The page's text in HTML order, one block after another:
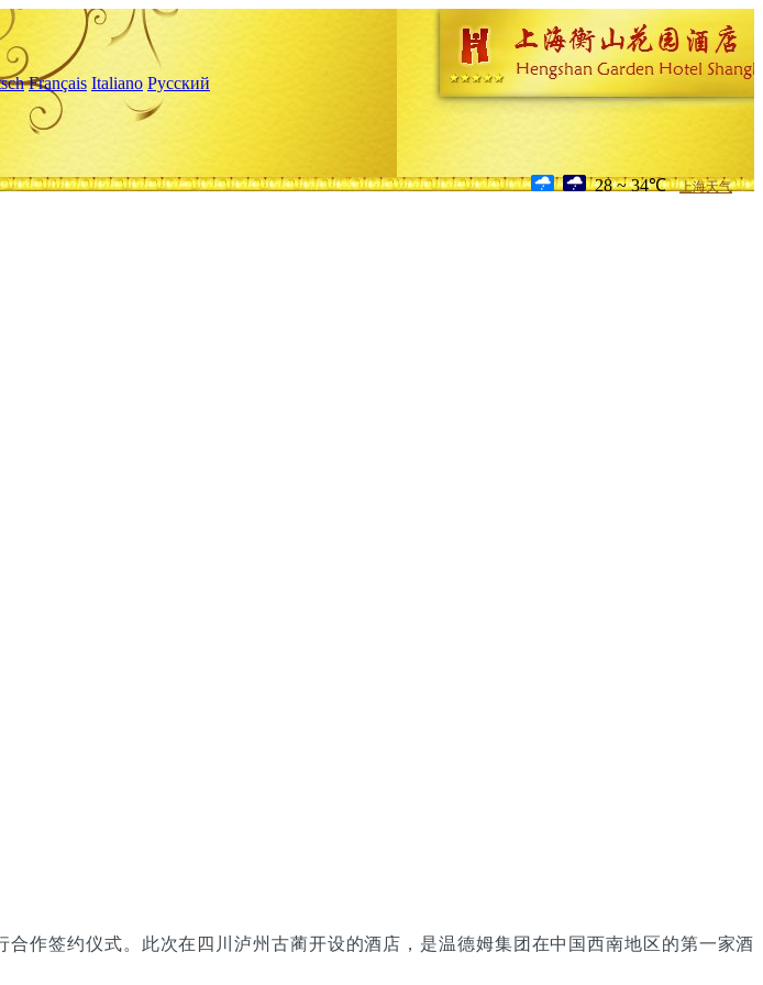
Français Italiano Русский
28 ~ 34℃ 上海天气
作签约仪式。此次在四川泸州古蔺开设的酒店，是温德姆集团在中国西南地区的第一家酒